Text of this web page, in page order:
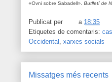
«Ovni sobre Sabadell». Butlletí de
Publicat per a 18:35
Etiquetes de comentaris:
Occidental xarxes socials
Missatges més recents